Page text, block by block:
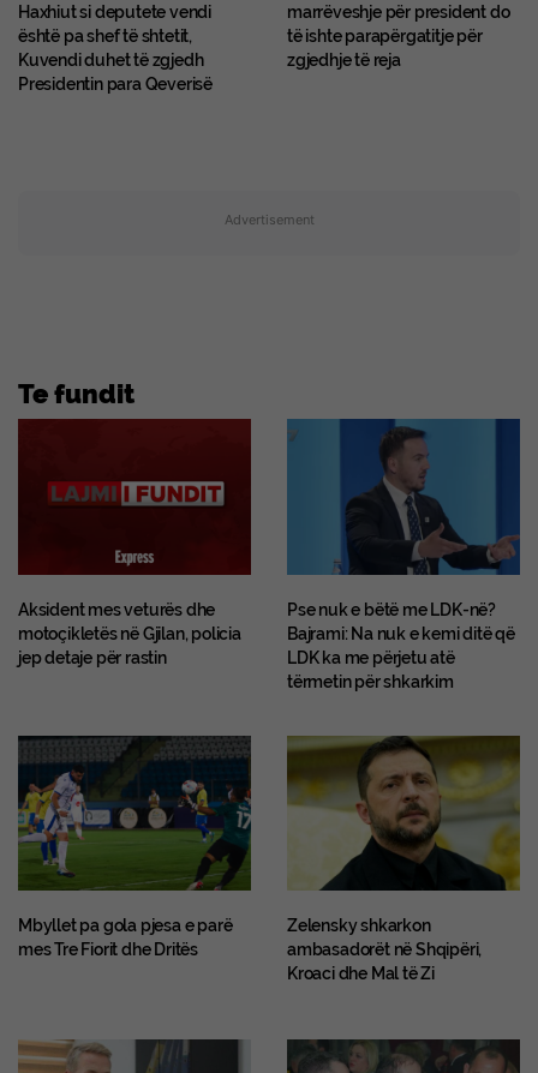
Haxhiut si deputete vendi
është pa shef të shtetit,
Kuvendi duhet të zgjedh
Presidentin para Qeverisë
marrëveshje për president do
të ishte parapërgatitje për
zgjedhje të reja
Advertisement
Te fundit
Aksident mes veturës dhe
motoçikletës në Gjilan, policia
jep detaje për rastin
Pse nuk e bëtë me LDK-në?
Bajrami: Na nuk e kemi ditë që
LDK ka me përjetu atë
tërmetin për shkarkim
Mbyllet pa gola pjesa e parë
mes Tre Fiorit dhe Dritës
Zelensky shkarkon
ambasadorët në Shqipëri,
Kroaci dhe Mal të Zi